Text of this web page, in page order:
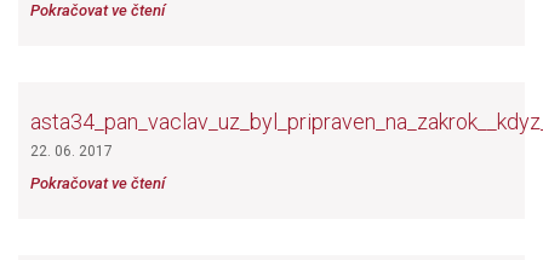
Pokračovat ve čtení
22. 06. 2017
Pokračovat ve čtení